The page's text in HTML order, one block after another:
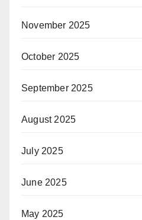
November 2025
October 2025
September 2025
August 2025
July 2025
June 2025
May 2025